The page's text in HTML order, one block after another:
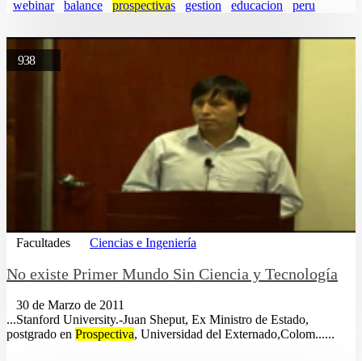
webinar balance prospectivas gestion educacion peru
938
Facultades Ciencias e Ingeniería
No existe Primer Mundo Sin Ciencia y Tecnología
30 de Marzo de 2011
...Stanford University.-Juan Sheput, Ex Ministro de Estado,
postgrado en Prospectiva, Universidad del Externado,Colom......